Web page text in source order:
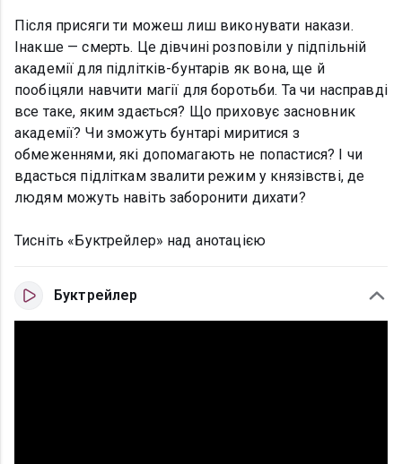
Після присяги ти можеш лиш виконувати накази.
Інакше — смерть. Це дівчині розповіли у підпільній
академії для підлітків-бунтарів як вона, ще й
пообіцяли навчити магії для боротьби. Та чи насправді
все таке, яким здається? Що приховує засновник
академії? Чи зможуть бунтарі миритися з
обмеженнями, які допомагають не попастися? І чи
вдасться підліткам звалити режим у князівстві, де
людям можуть навіть заборонити дихати?
Тисніть «Буктрейлер» над анотацією
Буктрейлер